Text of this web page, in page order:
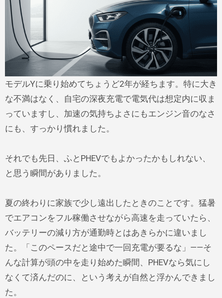
モデルYに乗り始めてちょうど2年が経ちます。特に大き
な不満はなく、自宅の深夜充電で電気代は想定内に収ま
っていますし、加速の気持ちよさにもエンジン音のなさ
にも、すっかり慣れました。
それでも先日、ふとPHEVでもよかったかもしれない、
と思う瞬間がありました。
夏の終わりに家族で少し遠出したときのことです。猛暑
でエアコンをフル稼働させながら高速を走っていたら、
バッテリーの減り方が通勤時とはあきらかに違いまし
た。「このペースだと途中で一回充電が要るな」——そ
んな計算が頭の中を走り始めた瞬間、PHEVなら気にし
なくて済んだのに、という考えが自然と浮かんできまし
た。